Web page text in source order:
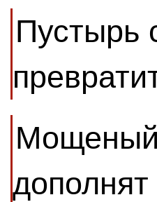
Пустырь
Мощеный